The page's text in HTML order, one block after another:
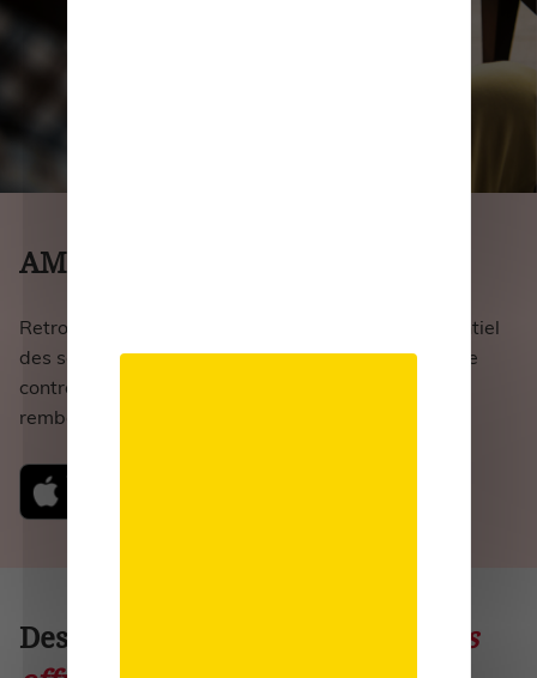
AMPLI avec vous
Retrouvez sur votre smartphone et tablette l’essentiel
des services de votre Complémentaire santé : votre
contrat, vos bénéficiaires et vos cotisations, vos
remboursements, etc...
Des partenaires au service de
nos